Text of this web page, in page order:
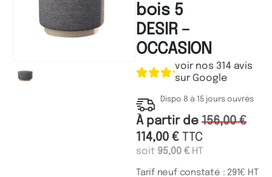
bois 5
DESIR –
OCCASION
voir nos 314 avis
sur Google
Dispo 8 à 15 jours ouvrés
À partir de 156,00€
114,00 € TTC
soit 95,00 € HT
Tarif neuf constaté : 291€ HT